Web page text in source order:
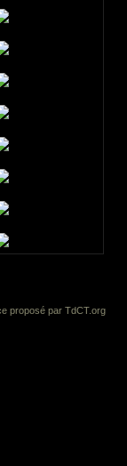
proposé par TdCT.org